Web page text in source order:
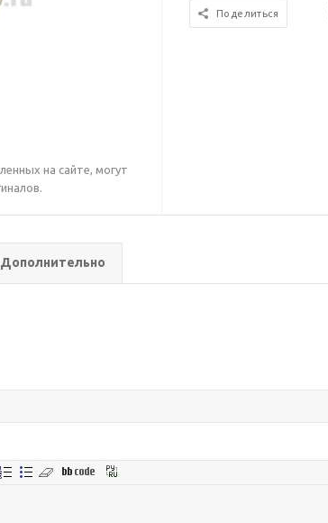
на сайте, могут
Поделиться
Дополнительно